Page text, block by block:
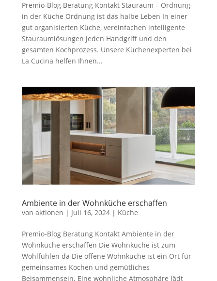
Premio-Blog Beratung Kontakt Stauraum – Ordnung
in der Küche Ordnung ist das halbe Leben In einer
gut organisierten Küche, vereinfachen intelligente
Stauraumlösungen jeden Handgriff und den
gesamten Kochprozess. Unsere Küchenexperten bei
La Cucina helfen Ihnen...
Ambiente in der Wohnküche erschaffen
von aktionen | Juli 16, 2024| Küche
Premio-Blog Beratung Kontakt Ambiente in der
Wohnküche erschaffen Die Wohnküche ist zum
Wohlfühlen da Die offene Wohnküche ist ein Ort für
gemeinsames Kochen und gemütliches
Beisammensein. Eine wohnliche Atmosphäre lädt